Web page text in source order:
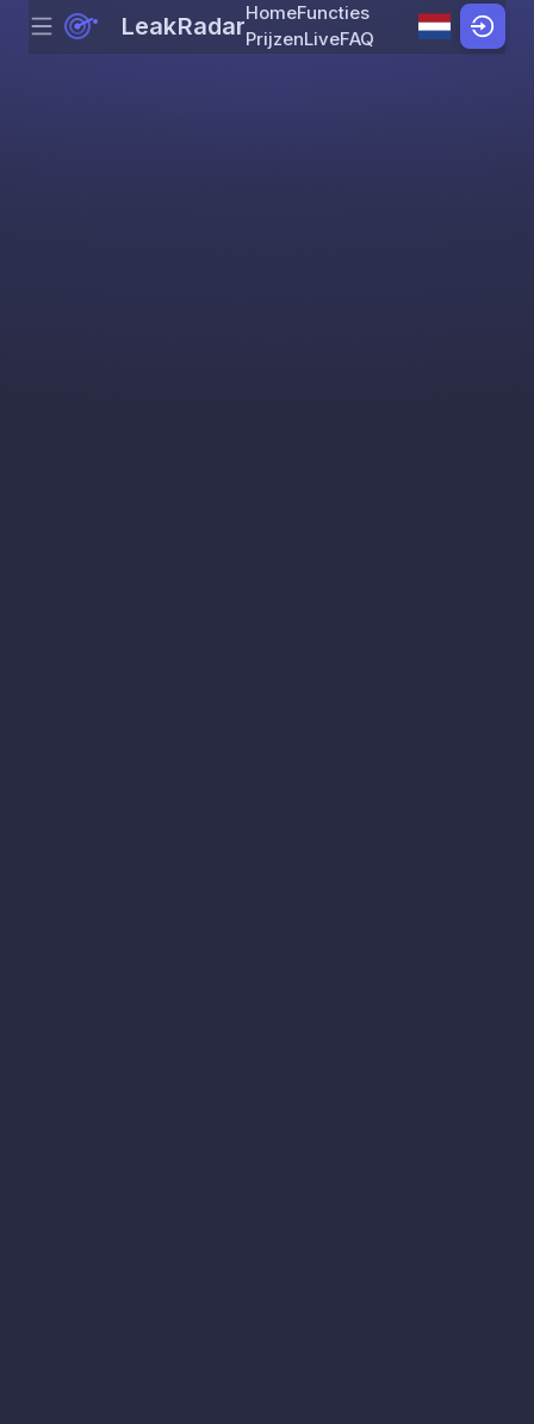
Skip to content
Menu LeakRadarHomeFuncties
PrijzenLiveFAQ